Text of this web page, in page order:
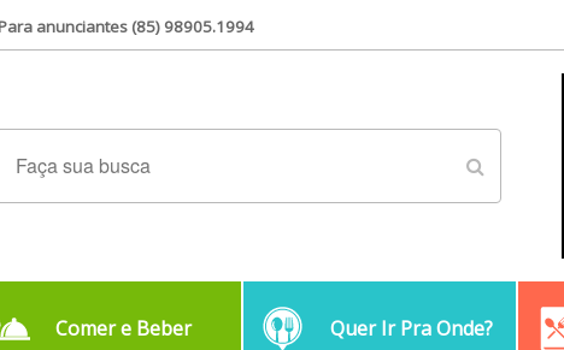
anunciantes (85) 98905.1994
Comer e Beber Quer Ir Pra Onde?